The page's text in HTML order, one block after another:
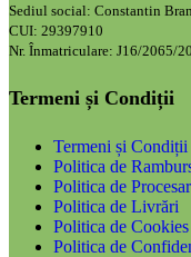
Sediul social: Constantin
CUI: 29397910
Nr. Înmatriculare: J16/2065/
Termeni și Condiții
Termeni și
Politica de
Politica de
Politica de Livrări
Politica de Cookies
Politica de